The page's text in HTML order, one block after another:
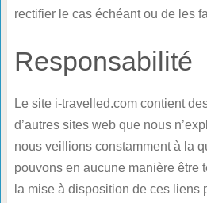
rectifier le cas échéant ou de les
Responsabilité
Le site i-travelled.com contient
d’autres sites web que nous
nous veillions constamment à la
pouvons en aucune manière être
la mise à disposition de ces liens